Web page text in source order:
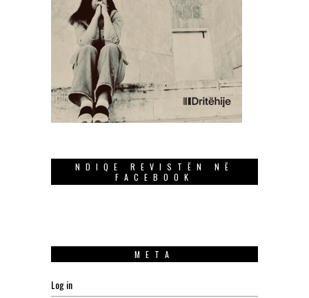
NDIQE REVISTËN NË
FACEBOOK
META
Log in